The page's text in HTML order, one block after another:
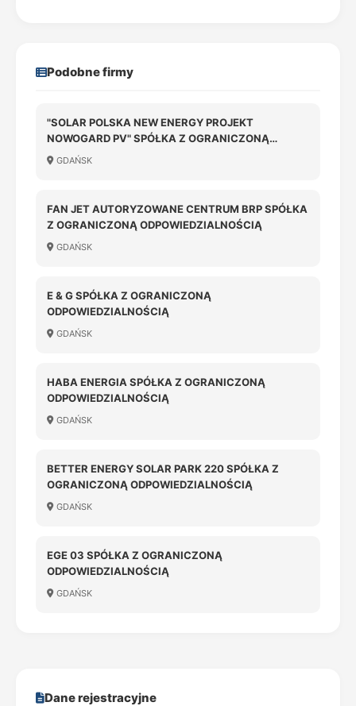
Podobne firmy
"SOLAR POLSKA NEW ENERGY PROJEKT
NOWOGARD PV" SPÓŁKA Z OGRANICZONĄ
ODPOWIEDZIALNOŚCIĄ
GDAŃSK
FAN JET AUTORYZOWANE CENTRUM BRP SPÓŁKA
Z OGRANICZONĄ ODPOWIEDZIALNOŚCIĄ
GDAŃSK
E & G SPÓŁKA Z OGRANICZONĄ
ODPOWIEDZIALNOŚCIĄ
GDAŃSK
HABA ENERGIA SPÓŁKA Z OGRANICZONĄ
ODPOWIEDZIALNOŚCIĄ
GDAŃSK
BETTER ENERGY SOLAR PARK 220 SPÓŁKA Z
OGRANICZONĄ ODPOWIEDZIALNOŚCIĄ
GDAŃSK
EGE 03 SPÓŁKA Z OGRANICZONĄ
ODPOWIEDZIALNOŚCIĄ
GDAŃSK
Dane rejestracyjne